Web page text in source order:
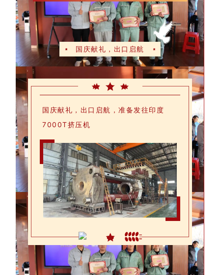
国庆献礼，出口 启航
国庆献礼，出口启航，准备发往印度
7000T挤压机